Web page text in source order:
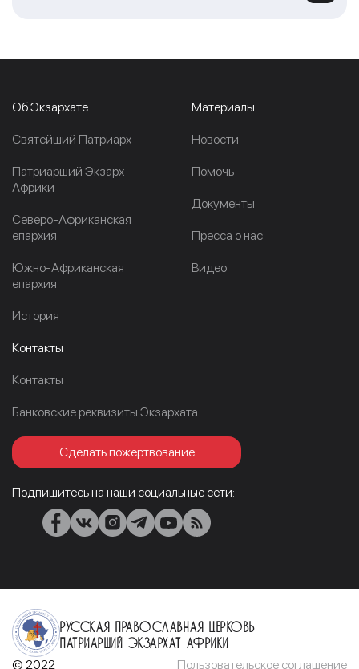
Об Экзархате
Cвятейший Патриарх
Патриарший Экзарх
Африки
Северо-Африканская
епархия
Южно-Африканская
епархия
История
Материалы
Новости
Помочь
Документы
Пресса о нас
Видео
Контакты
Контакты
Банковские реквизиты Экзархата
Сделать пожертвование
Подпишитесь на наши социальные сети:
Русская Православная Церковь
Патриарший Экзархат Африки
© 2022 Пользовательское соглашение